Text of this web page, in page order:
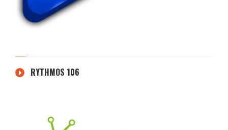
RYTHMOS 106